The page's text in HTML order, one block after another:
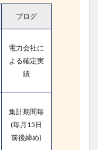
ブログ
電力会社に
よる確定実
績
集計期間毎
(毎月15日
前後締め)